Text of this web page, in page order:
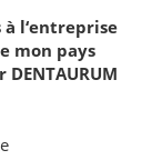
l‘entreprise
mon pays